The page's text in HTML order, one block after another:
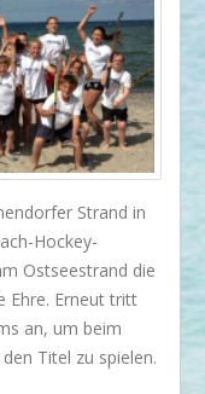
Strand in
Hockey-
Ostseestrand die
Ehre. Erneut tritt
an, um beim
Titel zu spielen.